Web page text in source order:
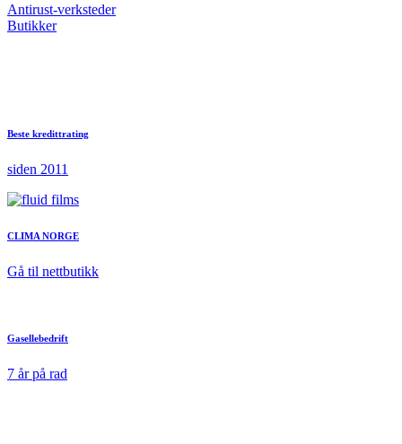
Antirust-verksteder
Butikker
Beste kredittrating
siden 2011
CLIMA NORGE
Gå til nettbutikk
Gasellebedrift
7 år på rad